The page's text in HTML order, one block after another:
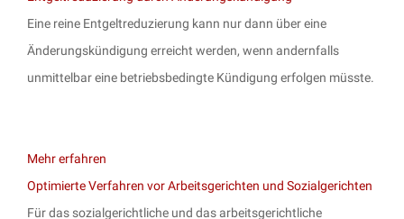
Eine reine Entgeltreduzierung kann nur dann über eine
Änderungskündigung erreicht werden, wenn andernfalls
unmittelbar eine betriebsbedingte Kündigung erfolgen müsste.
Mehr erfahren
Optimierte Verfahren vor Arbeitsgerichten und Sozialgerichten
Für das sozialgerichtliche und das arbeitsgerichtliche